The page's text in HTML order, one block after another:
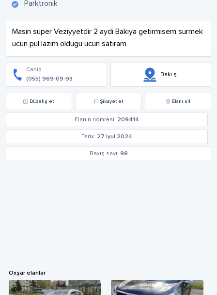
Parktronik
Masin super Veziyyetdir 2 aydi Bakiya getirmisem surmek
ucun pul lazim oldugu ucun satiram
Cahid
(055) 969-09-93
Bakı ş.
Düzəliş et Şikayət et Elanı sil
Elanın nömrəsi: 209414
Tarix: 27 iyul 2024
Baxış sayı: 98
Oxşar elanlar